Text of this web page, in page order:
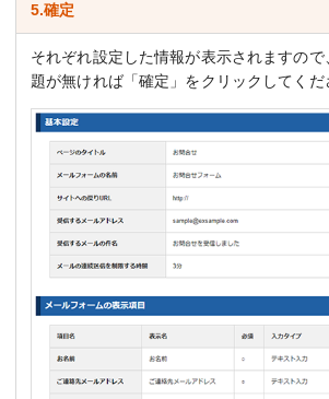
5.確定
それぞれ設定した情報が表示されますので
題が無ければ「確定」をクリックしてくだ